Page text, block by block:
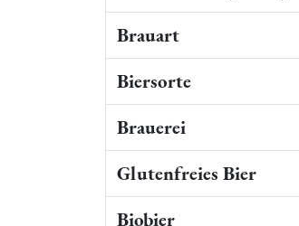
Brauart
Biersorte
Brauerei
Glutenfreies Bier
Biobier